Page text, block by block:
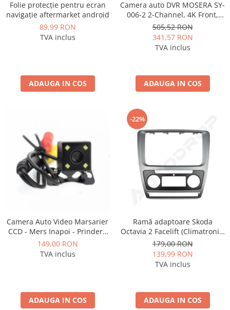
Folie protecție pentru ecran
navigație aftermarket android
89,99 RON
TVA inclus
ADAUGA IN COS
Camera auto DVR MOSERA SY-
006-2 2-Channel, 4K Front,
1080P Spate, ecran 2.99", GPS,
WiFi, Night Vision, G-Sensor,
Loop Recording
505,52 RON
341,57 RON
TVA inclus
ADAUGA IN COS
Camera Auto Video Marsarier
CCD - Mers Inapoi - Prindere
Standard - AD-BGCM1
149,00 RON
TVA inclus
ADAUGA IN COS
-22%
Ramă adaptoare Skoda
Octavia 2 Facelift (Climatronic)
2009-2013 - fațetă 213×133
(RNS 510 / RCD 330), montaj
dedicat
179,00 RON
139,99 RON
TVA inclus
ADAUGA IN COS